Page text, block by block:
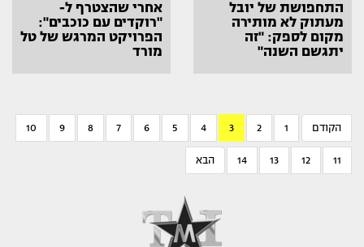
התחפושת של יובל
מעתוק לא מותירה
מקום לספק: "זה
יתגשם השנה"
אחרי שהצטרף ל-
"רוקדים עם כוכבים":
הפרויקט המרגש של טל
מורד
הקודם 1
2
3
4
5
6
7
8
9
10
11
12
13
14 הבא